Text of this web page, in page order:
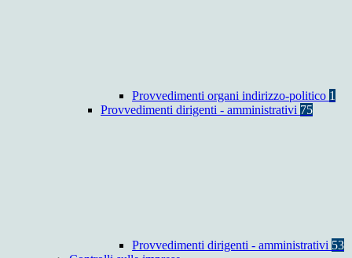
Provvedimenti organi indirizzo-politico 1
Provvedimenti dirigenti - amministrativi 75
Provvedimenti dirigenti - amministrativi 53